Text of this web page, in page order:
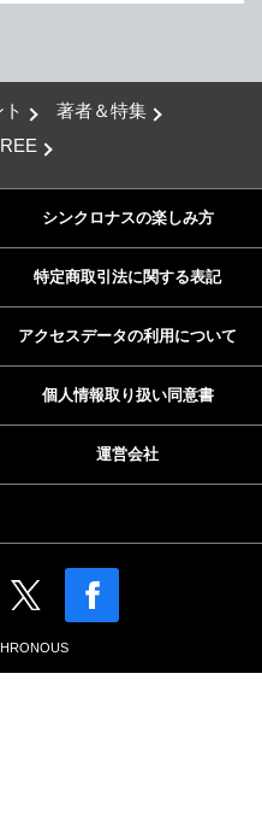
著者＆特集
シンクロナスの楽しみ方
特定商取引法に関する表記
アクセスデータの利用について
個人情報取り扱い同意書
運営会社